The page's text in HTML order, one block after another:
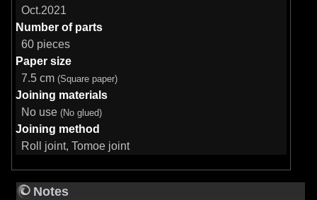
Oct.2021
Number of parts
60 pieces
Paper size
7.5 cm (Square paper)
Joining materials
No use (No glued)
Joining method
Roll joint, Tomoe joint
Notes